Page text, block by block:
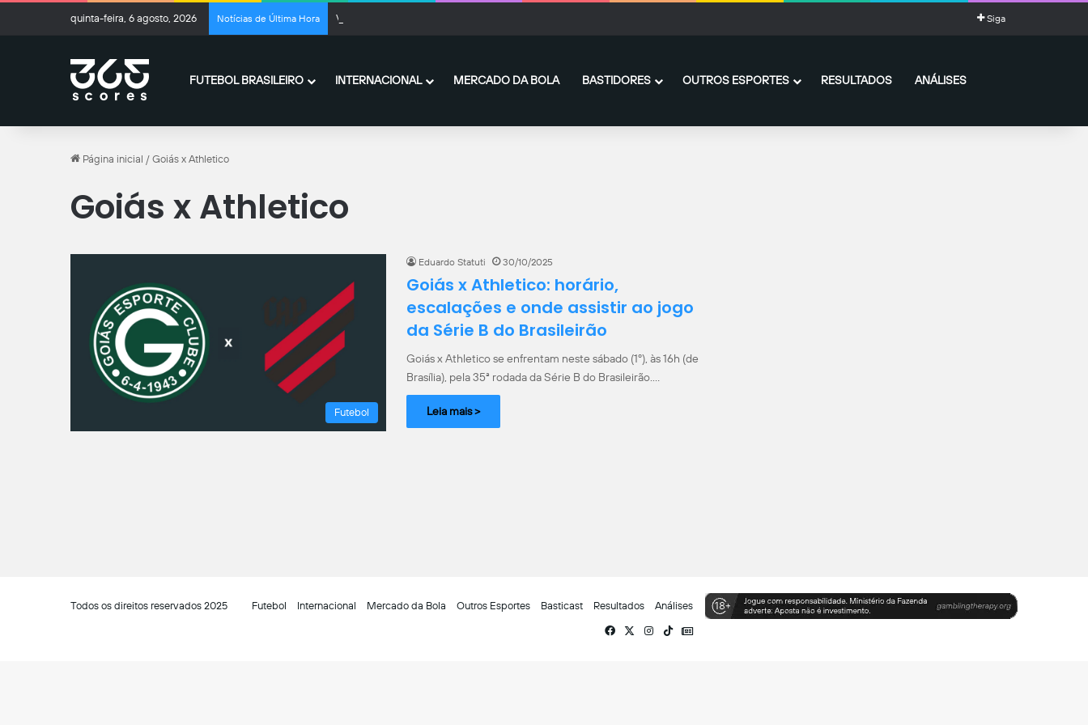
quinta-feira, 6 agosto, 2026 Notícias de Última Hora Vini Jr. renova com o Real Madrid até 2032 Siga
FUTEBOL BRASILEIRO INTERNACIONAL MERCADO DA BOLA BASTIDORES OUTROS ESPORTES RESULTADOS ANÁLISES
Página inicial / Goiás x Athletico
Goiás x Athletico
Futebol
Eduardo Statuti 30/10/2025
Goiás x Athletico: horário,
escalações e onde assistir ao jogo
da Série B do Brasileirão
Goiás x Athletico se enfrentam neste sábado (1º), às 16h (de
Brasília), pela 35ª rodada da Série B do Brasileirão.…
Leia mais >
Todos os direitos reservados 2025 Futebol Internacional Mercado da Bola Outros Esportes Basticast Resultados
Análises
Facebook
X Instagram
TikTokSiga-